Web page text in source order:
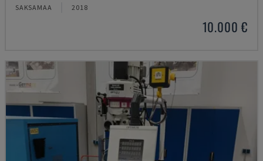
SAKSAMAA 2018
10.000 €